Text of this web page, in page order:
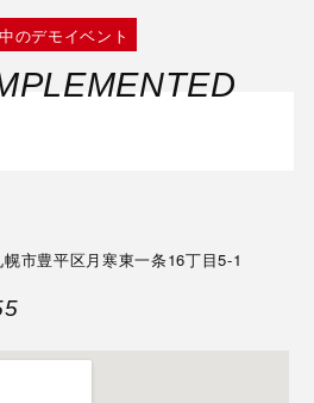
のデモイベント
市豊平区月寒東一条16丁目5-1